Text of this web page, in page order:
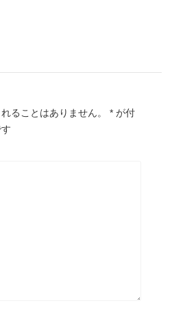
ることはありません。 * が付